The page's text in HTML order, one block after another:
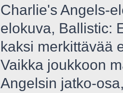
Charlie's Angels-
elokuva, Ballistic:
kaksi merkittävää
Vaikka joukkoon
Angelsin jatko-